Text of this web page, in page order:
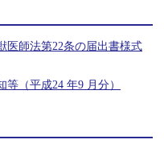
医師法第22条の届出書様式
（平成24 年9 月分）